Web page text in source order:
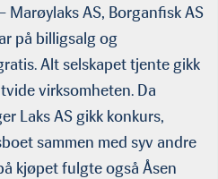
AS, Borganfisk AS
på billigsalg og
Alt selskapet tjente gikk
virksomheten. Da
Laks AS gikk konkurs,
sammen med syv andre
kjøpet fulgte også Åsen